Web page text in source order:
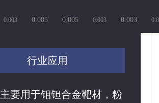
0.003 0.005 0.005 0.003 0.003
行业应用
主要用于钼钽合金靶材，粉